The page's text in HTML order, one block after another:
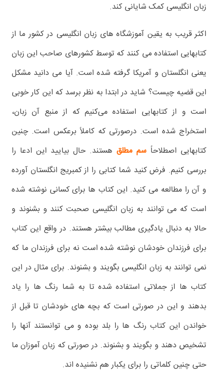
زبان انگلیسی کمک شایانی کند.
اکثر قریب به یقین آموزشگاه های زبان انگلیسی در کشور ما از
کتابهایی استفاده می کنند که توسط کشورهای صاحب این زبان
یعنی انگلستان و آمریکا گرفته شده است. آیا می دانید مشکل
این قضیه چیست؟ شاید در ابتدا به نظر برسد که این کار خوبی
است و از کتابهایی استفاده می‌کنیم که از منبع آن زبان،
استخراج شده است. درصورتی که کاملاً برعکس است. چنین
کتابهایی اصطلاحاً سم مطلق هستند. حال بیایید این ادعا را
بررسی کنیم. فرض کنید شما کتابی را از کمبریج انگلستان آورده
و آن را مطالعه می کنید. این کتاب ها برای کسانی نوشته شده
است که می توانند به زبان انگلیسی صحبت کنند و بشنوند و
حالا به دنبال یادگیری مطالب بیشتر هستند. در واقع این کتاب
برای فرزندان خودشان نوشته شده است نه برای فرزندان ما که
نمی توانند به زبان انگلیسی بگویند و بشنوند. برای مثال در این
کتاب ها از جملاتی استفاده شده تا به شما رنگ ها را یاد
بدهند و این در صورتی است که بچه های خودشان تا قبل از
خواندن این کتاب رنگ ها را بلد بوده و می توانستند آنها را
تشخیص دهند و بگویند و بشنوند. در صورتی که زبان آموزان ما
حتی چنین کلماتی را برای یکبار هم نشنیده اند.